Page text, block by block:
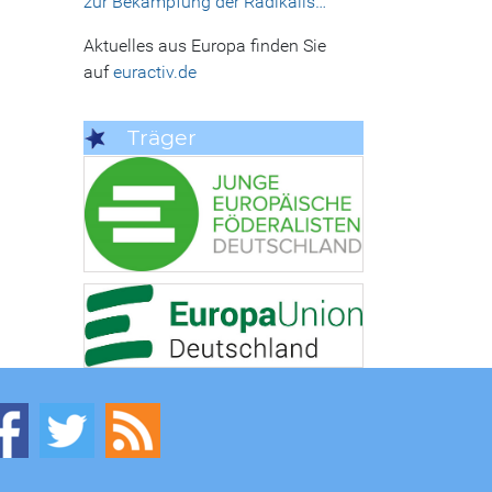
Aktuelles aus Europa finden Sie
aufeuractiv.de
Träger